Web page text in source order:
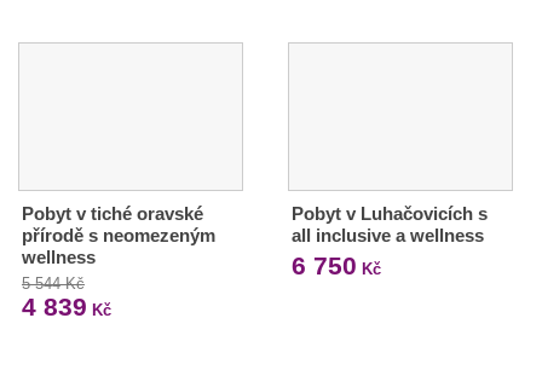
Pobyt v tiché oravské
přírodě s neomezeným
wellness
5 544 Kč
4 839 Kč
Pobyt v Luhačovicích s
all inclusive a wellness
6 750 Kč